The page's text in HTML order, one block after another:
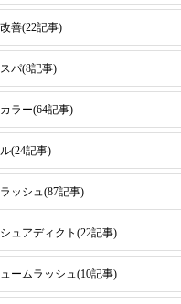
善(22記事)
パ(8記事)
ラー(64記事)
(24記事)
ッシュ(87記事)
ュアディクト(22記事)
ームラッシュ(10記事)